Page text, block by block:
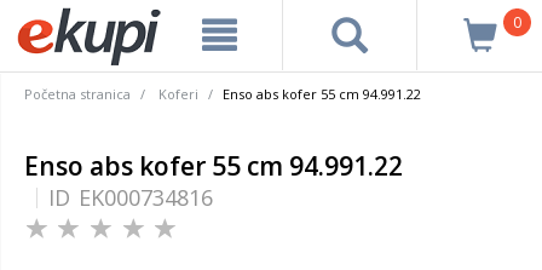
0
Početna stranica Koferi Enso abs kofer 55 cm 94.991.22
Enso abs kofer 55 cm 94.991.22
ID EK000734816